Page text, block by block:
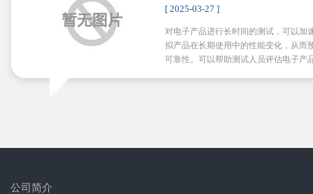
键作用
[ 2025-03-27 ]
对电子产品进行长时间的测试，可以加
拟产品在长期使用中的性能变化，从而
可靠性。可以帮助测试人员评估电子产
公司简介